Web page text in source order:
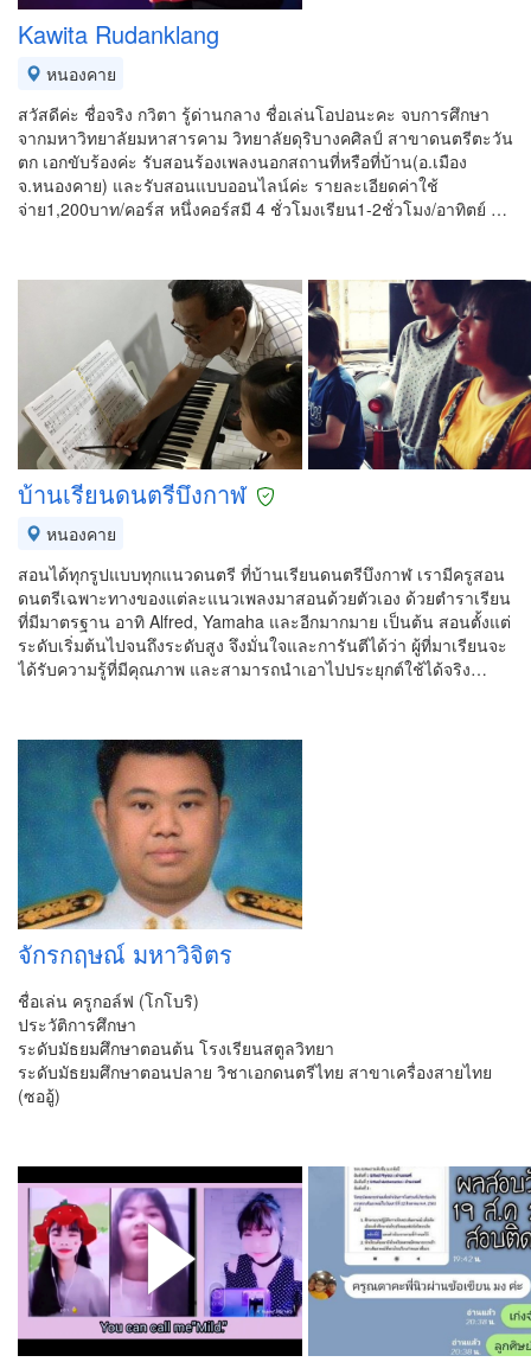
Kawita Rudanklang
หนองคาย
สวัสดีค่ะ ชื่อจริง กวิตา รู้ด่านกลาง ชื่อเล่นโอปอนะคะ จบการศึกษา
จากมหาวิทยาลัยมหาสารคาม วิทยาลัยดุริบางคศิลป์ สาขาดนตรีตะวัน
ตก เอกขับร้องค่ะ รับสอนร้องเพลงนอกสถานที่หรือที่บ้าน(อ.เมือง
จ.หนองคาย) และรับสอนแบบออนไลน์ค่ะ รายละเอียดค่าใช้
จ่าย1,200บาท/คอร์ส หนึ่งคอร์สมี 4 ชั่วโมงเรียน1-2ชั่วโมง/อาทิตย์ …
บ้านเรียนดนตรีบึงกาฬ
หนองคาย
สอนได้ทุกรูปแบบทุกแนวดนตรี ที่บ้านเรียนดนตรีบึงกาฬ เรามีครูสอน
ดนตรีเฉพาะทางของแต่ละแนวเพลงมาสอนด้วยตัวเอง ด้วยตำราเรียน
ที่มีมาตรฐาน อาทิ Alfred, Yamaha และอีกมากมาย เป็นต้น สอนตั้งแต่
ระดับเริ่มต้นไปจนถึงระดับสูง จึงมั่นใจและการันตีได้ว่า ผู้ที่มาเรียนจะ
ได้รับความรู้ที่มีคุณภาพ และสามารถนำเอาไปประยุกต์ใช้ได้จริง…
จักรกฤษณ์ มหาวิจิตร
ชื่อเล่น ครูกอล์ฟ (โกโบริ)
ประวัติการศึกษา
ระดับมัธยมศึกษาตอนต้น โรงเรียนสตูลวิทยา
ระดับมัธยมศึกษาตอนปลาย วิชาเอกดนตรีไทย สาขาเครื่องสายไทย
(ซออู้)